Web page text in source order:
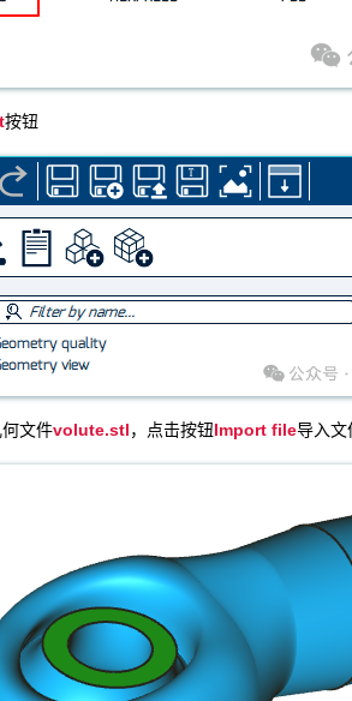
按钮
文件volute.stl ，点击按钮Import file导入文